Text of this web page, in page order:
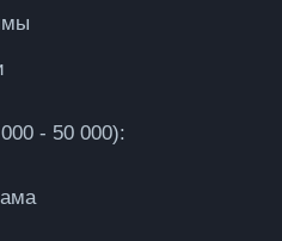
- 50 000):